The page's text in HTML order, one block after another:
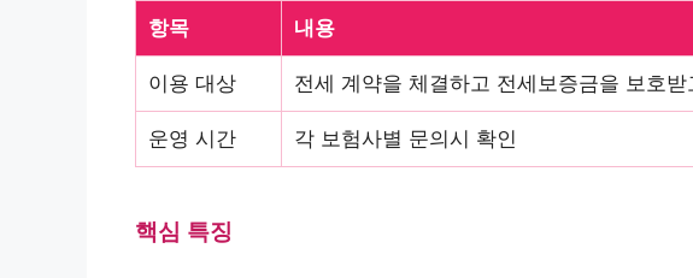
항목 내용
이용 대상 전세 계약을 체결하고 전세보증금을 보호
운영 시간 각 보험사별 문의시 확인
핵심 특징